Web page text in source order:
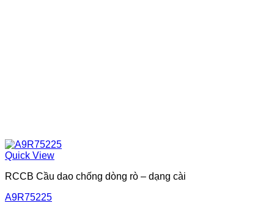
Quick View
RCCB Cầu dao chống dòng rò – dạng cài
A9R75225